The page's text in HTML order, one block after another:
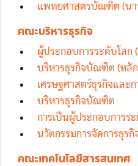
แพทยศาสตรบัณฑิต (นา
คณะบริหารธุรกิจ
ผู้ประกอบการระดับโลก
บริหารธุรกิจบัณฑิต (หลั
เศรษฐศาสตร์ธุรกิจและก
บริหารธุรกิจบัณฑิต
การเป็นผู้ประกอบการร
นวัตกรรมการจัดการธุร
คณะเทคโนโลยีสารสนเทศ